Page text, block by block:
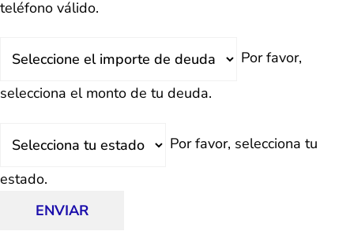
teléfono válido.
Por favor,
selecciona el monto de tu deuda.
Por favor, selecciona tu
estado.
ENVIAR